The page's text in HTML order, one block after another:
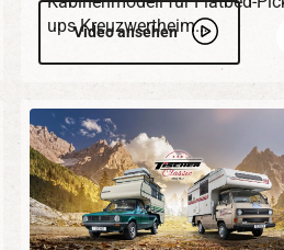
Video ansehen
ups Kreuzwertheim.…